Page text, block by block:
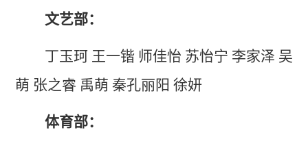
文艺部：
丁玉珂 王一锴 师佳怡 苏怡宁 李家泽 吴
萌 张之睿 禹萌 秦孔丽阳 徐妍
体育部：